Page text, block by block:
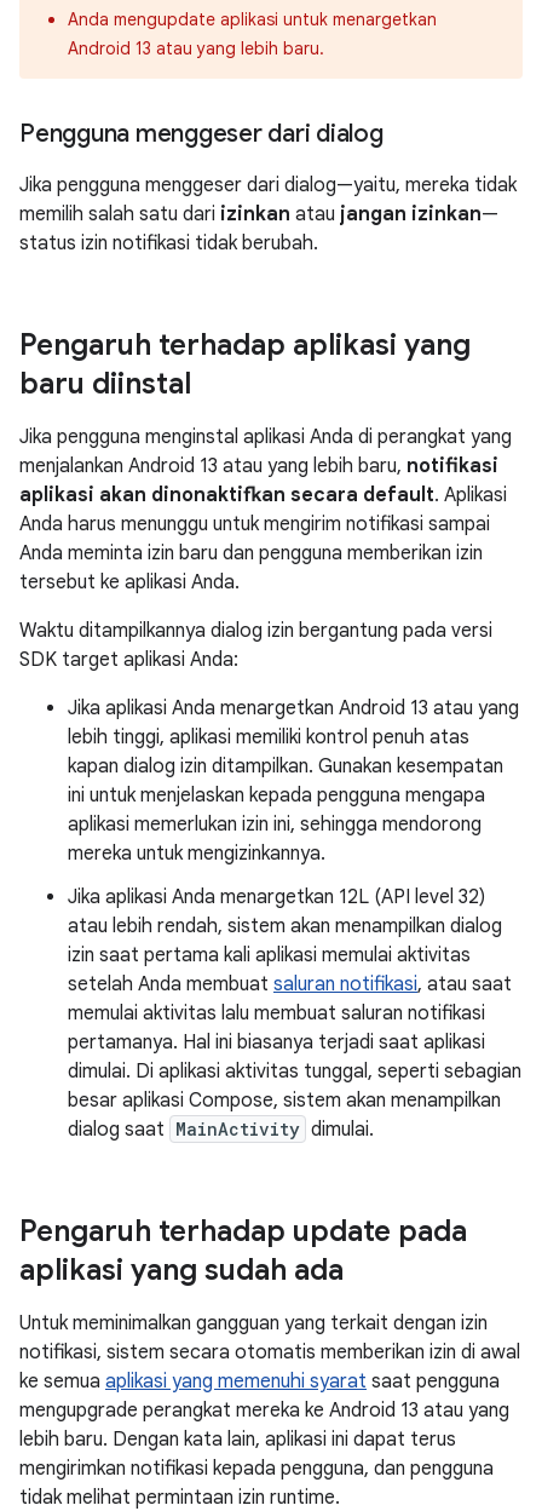
Anda mengupdate aplikasi untuk menargetkan
Android 13 atau yang lebih baru.
Pengguna menggeser dari dialog
Jika pengguna menggeser dari dialog—yaitu, mereka tidak
memilih salah satu dari izinkan atau jangan izinkan—
status izin notifikasi tidak berubah.
Pengaruh terhadap aplikasi yang
baru diinstal
Jika pengguna menginstal aplikasi Anda di perangkat yang
menjalankan Android 13 atau yang lebih baru, notifikasi
aplikasi akan dinonaktifkan secara default. Aplikasi
Anda harus menunggu untuk mengirim notifikasi sampai
Anda meminta izin baru dan pengguna memberikan izin
tersebut ke aplikasi Anda.
Waktu ditampilkannya dialog izin bergantung pada versi
SDK target aplikasi Anda:
Jika aplikasi Anda menargetkan Android 13 atau yang
lebih tinggi, aplikasi memiliki kontrol penuh atas
kapan dialog izin ditampilkan. Gunakan kesempatan
ini untuk menjelaskan kepada pengguna mengapa
aplikasi memerlukan izin ini, sehingga mendorong
mereka untuk mengizinkannya.
Jika aplikasi Anda menargetkan 12L (API level 32)
atau lebih rendah, sistem akan menampilkan dialog
izin saat pertama kali aplikasi memulai aktivitas
setelah Anda membuat saluran notifikasi, atau saat
memulai aktivitas lalu membuat saluran notifikasi
pertamanya. Hal ini biasanya terjadi saat aplikasi
dimulai. Di aplikasi aktivitas tunggal, seperti sebagian
besar aplikasi Compose, sistem akan menampilkan
dialog saat MainActivity dimulai.
Pengaruh terhadap update pada
aplikasi yang sudah ada
Untuk meminimalkan gangguan yang terkait dengan izin
notifikasi, sistem secara otomatis memberikan izin di awal
ke semua aplikasi yang memenuhi syarat saat pengguna
mengupgrade perangkat mereka ke Android 13 atau yang
lebih baru. Dengan kata lain, aplikasi ini dapat terus
mengirimkan notifikasi kepada pengguna, dan pengguna
tidak melihat permintaan izin runtime.